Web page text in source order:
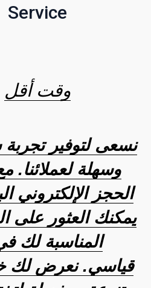
Service
وقت أقل
نسعى لتوفير
وسهلة لعملائنا.
الحجز الإلكتروني
يمكنك العثور على
المناسبة لك
قياسي. نعرض لك